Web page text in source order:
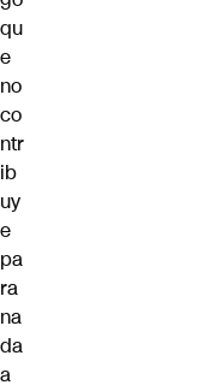
qu
e
no
co
ntr
ib
uy
e
pa
ra
na
da
a